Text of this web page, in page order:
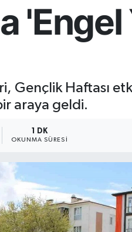
'Engel
Gençlik Haftası
araya geldi.
1 DK
OKUNMA SÜRESI